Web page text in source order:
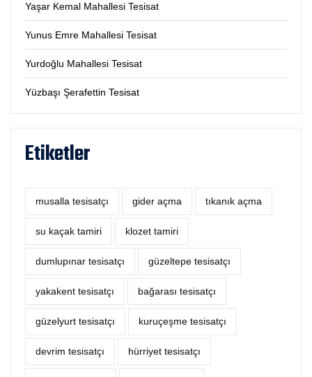
Yaşar Kemal Mahallesi Tesisat
Yunus Emre Mahallesi Tesisat
Yurdoğlu Mahallesi Tesisat
Yüzbaşı Şerafettin Tesisat
Etiketler
musalla tesisatçı ‎gider açma tıkanık açma
su kaçak tamiri klozet tamiri
dumlupınar tesisatçı güzeltepe tesisatçı
yakakent tesisatçı bağarası tesisatçı
güzelyurt tesisatçı kuruçeşme tesisatçı
devrim tesisatçı hürriyet tesisatçı